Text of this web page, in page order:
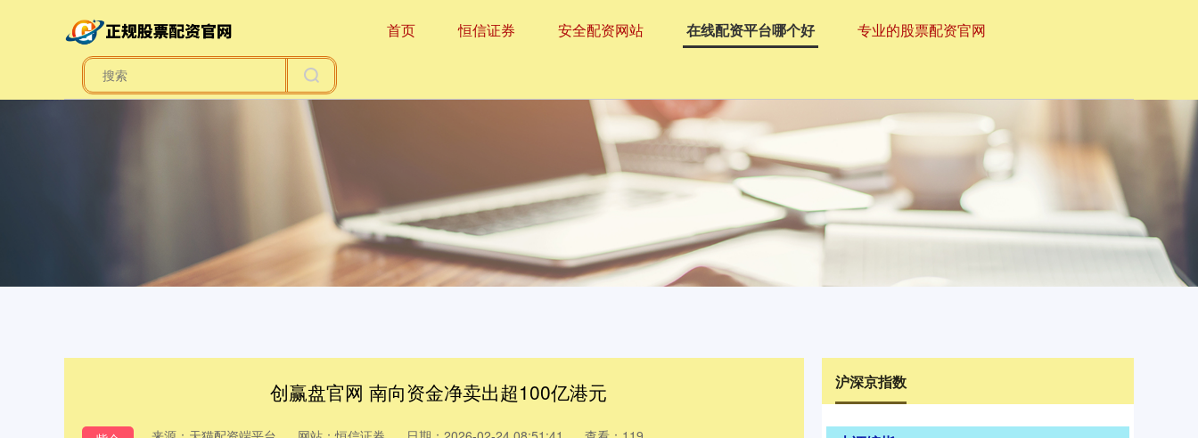
首页 恒信证券 安全配资网站 在线配资平台哪个好 专业的股票配资官网
创赢盘官网 南向资金净卖出超100亿港元 沪深京指数